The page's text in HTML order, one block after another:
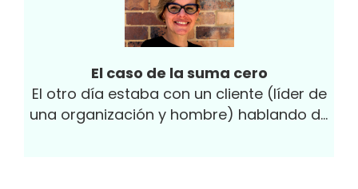
El caso de la suma cero
El otro día estaba con un cliente (líder de
una organización y hombre) hablando de